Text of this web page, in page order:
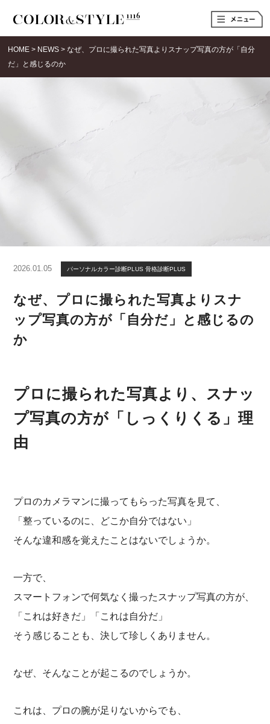
t
o
l
HOME > NEWS >なぜ、プロに撮られた写真よりスナップ写真の方が「自分
だ」と感じるのか
2026.01.05 パーソナルカラー診断PLUS 骨格診断PLUS
なぜ、プロに撮られた写真よりスナ
ップ写真の方が「自分だ」と感じるの
か
プロに撮られた写真より、スナッ
プ写真の方が「しっくりくる」理
由
プロのカメラマンに撮ってもらった写真を見て、
「整っているのに、どこか自分ではない」
そんな違和感を覚えたことはないでしょうか。
一方で、
スマートフォンで何気なく撮ったスナップ写真の方が、
「これは好きだ」「これは自分だ」
そう感じることも、決して珍しくありません。
なぜ、そんなことが起こるのでしょうか。
これは、プロの腕が足りないからでも、